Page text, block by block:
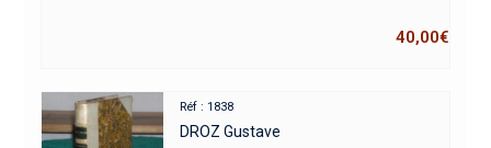
40,00€
Réf : 1838
DROZ Gustave